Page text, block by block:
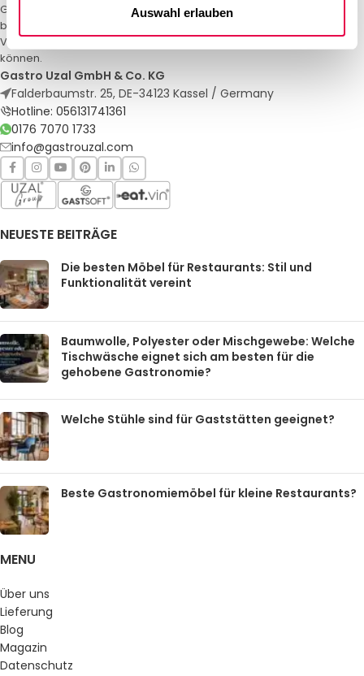
Auswahl erlauben
Gastro Uzal – Ihr Spezialist für Gastronomiemöbel und -textilien. Wir
bieten maßgeschneiderte Lösungen für Restaurants, Hotels und
Veranstaltungen. Qualität und Service, auf die Sie sich verlassen
können.
Gastro Uzal GmbH & Co. KG
Falderbaumstr. 25, DE-34123 Kassel / Germany
Hotline: 056131741361
0176 7070 1733
info@gastrouzal.com
NEUESTE BEITRÄGE
Die besten Möbel für Restaurants: Stil und
Funktionalität vereint
Baumwolle, Polyester oder Mischgewebe: Welche
Tischwäsche eignet sich am besten für die
gehobene Gastronomie?
Welche Stühle sind für Gaststätten geeignet?
Beste Gastronomiemöbel für kleine Restaurants?
MENU
Über uns
Lieferung
Blog
Magazin
Datenschutz